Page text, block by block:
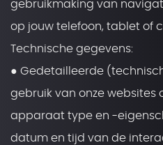
gebruikmaking van
op jouw telefoon, tablet of
Technische gegevens:
● Gedetailleerde
gebruik van onze websites
apparaat type en -
datum en tijd van de